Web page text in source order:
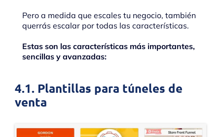
Pero a medida que escales tu negocio, también
querrás escalar por todas las características.
Estas son las características más importantes,
sencillas y avanzadas:
4.1. Plantillas para túneles de
venta